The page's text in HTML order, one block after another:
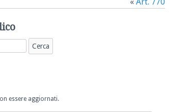
« Art. 770
essere aggiornati.